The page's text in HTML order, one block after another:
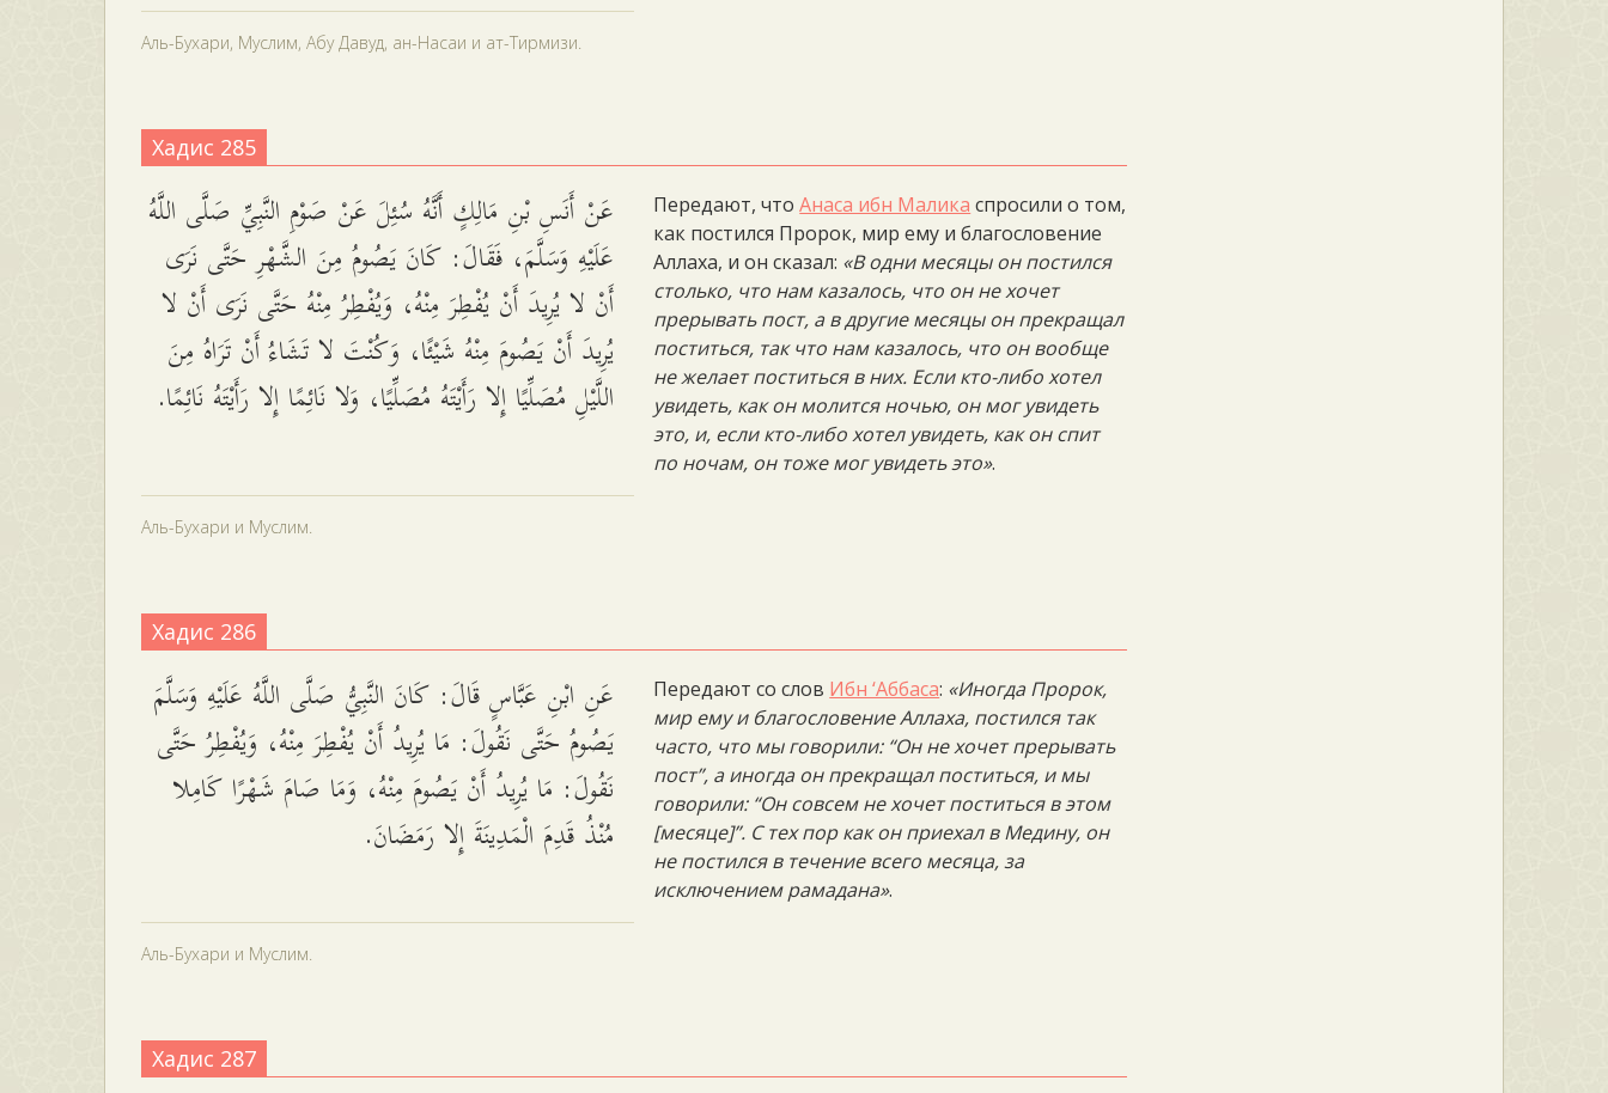
Аль-Бухари, Муслим, Абу Давуд, ан-Насаи и ат-Тирмизи.
Хадис 285
عَنْ أَنَسِ بْنِ مَالِكٍ أَنَّهُ سُئِلَ عَنْ صَوْمِ النَّبِيِّ صَلَّى اللَّهُ
عَلَيْهِ وَسَلَّمَ، فَقَالَ: كَانَ يَصُومُ مِنَ الشَّهْرِ حَتَّى نَرَى
أَنْ لا يُرِيدَ أَنْ يُفْطِرَ مِنْهُ، وَيُفْطِرُ مِنْهُ حَتَّى نَرَى أَنْ لا
يُرِيدَ أَنْ يَصُومَ مِنْهُ شَيْئًا، وَكُنْتَ لا تَشَاءُ أَنْ تَرَاهُ مِنَ
اللَّيْلِ مُصَلِّيًا إِلا رَأَيْتَهُ مُصَلِّيًا، وَلا نَائِمًا إِلا رَأَيْتَهُ نَائِمًا.
Передают, чтоАнаса ибн Малика спросили о том,
как постился Пророк, мир ему и благословение
Аллаха, и он сказал: «В одни месяцы он постился
столько, что нам казалось, что он не хочет
прерывать пост, а в другие месяцы он прекращал
поститься, так что нам казалось, что он вообще
не желает поститься в них. Если кто-либо хотел
увидеть, как он молится ночью, он мог увидеть
это, и, если кто-либо хотел увидеть, как он спит
по ночам, он тоже мог увидеть это».
Аль-Бухари и Муслим.
Хадис 286
عَنِ ابْنِ عَبَّاسٍ قَالَ: كَانَ النَّبِيُّ صَلَّى اللَّهُ عَلَيْهِ وَسَلَّمَ
يَصُومُ حَتَّى نَقُولَ: مَا يُرِيدُ أَنْ يُفْطِرَ مِنْهُ، وَيُفْطِرُ حَتَّى
نَقُولَ: مَا يُرِيدُ أَنْ يَصُومَ مِنْهُ، وَمَا صَامَ شَهْرًا كَامِلا
مُنْذُ قَدِمَ الْمَدِينَةَ إِلا رَمَضَانَ.
Передают со слов Ибн ‘Аббаса: «Иногда Пророк,
мир ему и благословение Аллаха, постился так
часто, что мы говорили: “Он не хочет прерывать
пост”, а иногда он прекращал поститься, и мы
говорили: “Он совсем не хочет поститься в этом
[месяце]”. С тех пор как он приехал в Медину, он
не постился в течение всего месяца, за
исключением рамадана».
Аль-Бухари и Муслим.
Хадис 287